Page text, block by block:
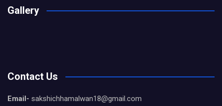
Gallery
Contact Us
Email- sakshichhamalwan18@gmail.com